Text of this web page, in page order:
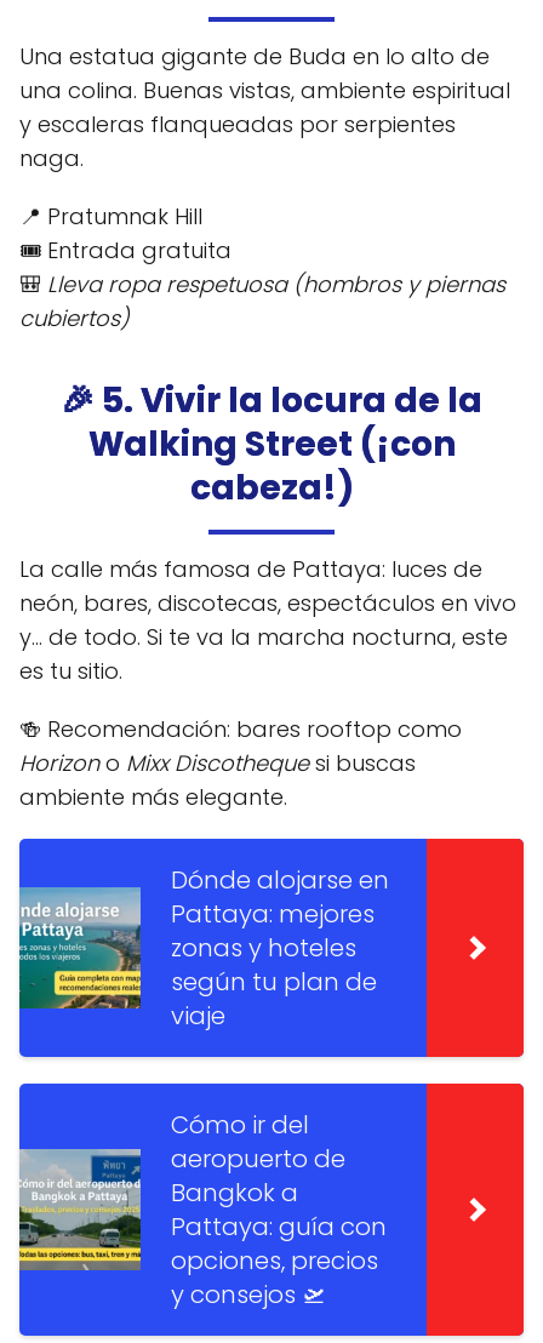
Una estatua gigante de Buda en lo alto de
una colina. Buenas vistas, ambiente espiritual
y escaleras flanqueadas por serpientes
naga.
📍 Pratumnak Hill
🎟️ Entrada gratuita
🎒 Lleva ropa respetuosa (hombros y piernas
cubiertos)
🎉 5. Vivir la locura de la
Walking Street (¡con
cabeza!)
La calle más famosa de Pattaya: luces de
neón, bares, discotecas, espectáculos en vivo
y... de todo. Si te va la marcha nocturna, este
es tu sitio.
🍻 Recomendación: bares rooftop como
Horizono Mixx Discothequesi buscas
ambiente más elegante.
Dónde alojarse en
Pattaya: mejores
zonas y hoteles
según tu plan de
viaje
Cómo ir del
aeropuerto de
Bangkok a
Pattaya: guía con
opciones, precios
y consejos 🛫